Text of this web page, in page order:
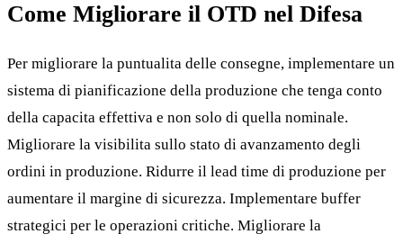
Come Migliorare il OTD nel Difesa
Per migliorare la puntualita delle consegne, implementare un
sistema di pianificazione della produzione che tenga conto
della capacita effettiva e non solo di quella nominale.
Migliorare la visibilita sullo stato di avanzamento degli
ordini in produzione. Ridurre il lead time di produzione per
aumentare il margine di sicurezza. Implementare buffer
strategici per le operazioni critiche. Migliorare la